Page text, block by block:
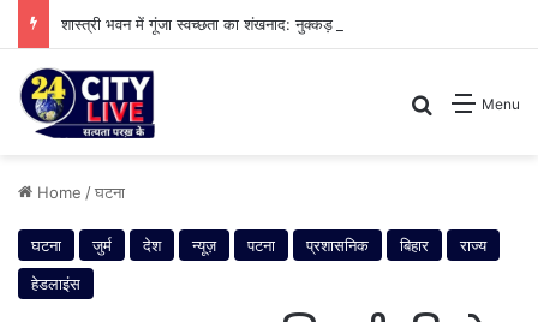
Menu
Search for
Home /घटना
घटना जुर्म देश न्यूज़ पटना प्रशासनिक बिहार
राज्य
हेडलाइंस